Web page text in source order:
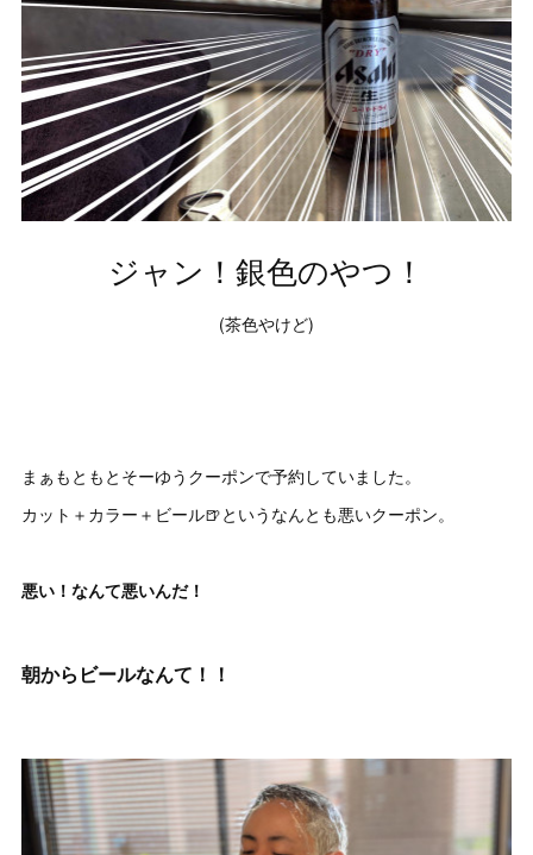
ジャン！銀色のやつ！
(茶色やけど)
まぁもともとそーゆうクーポンで予約していました。
カット＋カラー＋ビール🍺というなんとも悪いクーポン。
悪い！なんて悪いんだ！
朝からビールなんて！！